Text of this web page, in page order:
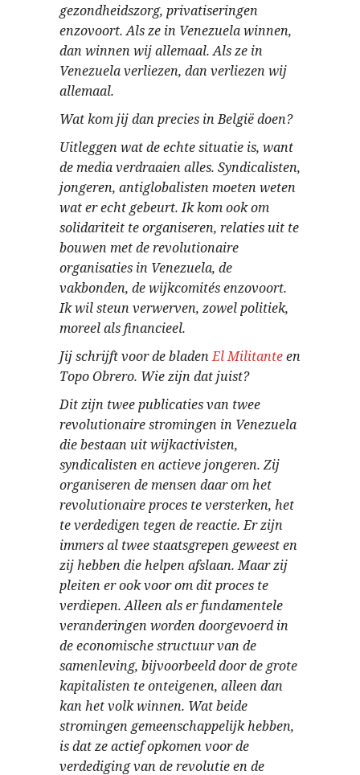
gezondheidszorg, privatiseringen
enzovoort. Als ze in Venezuela winnen,
dan winnen wij allemaal. Als ze in
Venezuela verliezen, dan verliezen wij
allemaal.
Wat kom jij dan precies in België doen?
Uitleggen wat de echte situatie is, want
de media verdraaien alles. Syndicalisten,
jongeren, antiglobalisten moeten weten
wat er echt gebeurt. Ik kom ook om
solidariteit te organiseren, relaties uit te
bouwen met de revolutionaire
organisaties in Venezuela, de
vakbonden, de wijkcomités enzovoort.
Ik wil steun verwerven, zowel politiek,
moreel als financieel.
Jij schrijft voor de bladenEl Militanteen
Topo Obrero. Wie zijn dat juist?
Dit zijn twee publicaties van twee
revolutionaire stromingen in Venezuela
die bestaan uit wijkactivisten,
syndicalisten en actieve jongeren. Zij
organiseren de mensen daar om het
revolutionaire proces te versterken, het
te verdedigen tegen de reactie. Er zijn
immers al twee staatsgrepen geweest en
zij hebben die helpen afslaan. Maar zij
pleiten er ook voor om dit proces te
verdiepen. Alleen als er fundamentele
veranderingen worden doorgevoerd in
de economische structuur van de
samenleving, bijvoorbeeld door de grote
kapitalisten te onteigenen, alleen dan
kan het volk winnen. Wat beide
stromingen gemeenschappelijk hebben,
is dat ze actief opkomen voor de
verdediging van de revolutie en de